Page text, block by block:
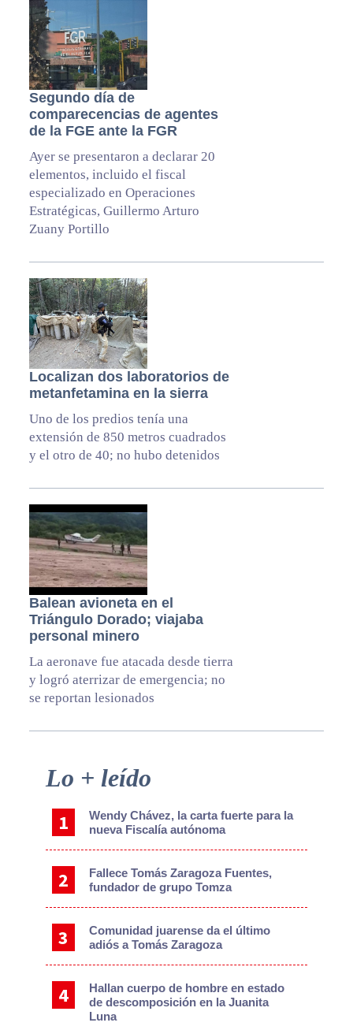
Segundo día de
comparecencias de agentes
de la FGE ante la FGR
Ayer se presentaron a declarar 20
elementos, incluido el fiscal
especializado en Operaciones
Estratégicas, Guillermo Arturo
Zuany Portillo
Localizan dos laboratorios de
metanfetamina en la sierra
Uno de los predios tenía una
extensión de 850 metros cuadrados
y el otro de 40; no hubo detenidos
Balean avioneta en el
Triángulo Dorado; viajaba
personal minero
La aeronave fue atacada desde tierra
y logró aterrizar de emergencia; no
se reportan lesionados
Primary
Lo + leído
Wendy Chávez, la carta fuerte para la
nueva Fiscalía autónoma
Fallece Tomás Zaragoza Fuentes,
fundador de grupo Tomza
Comunidad juarense da el último
adiós a Tomás Zaragoza
Hallan cuerpo de hombre en estado
de descomposición en la Juanita
Luna